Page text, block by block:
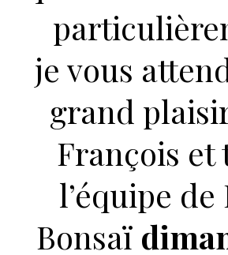
je vous
grand
François et
l’équipe de
Bonsaï